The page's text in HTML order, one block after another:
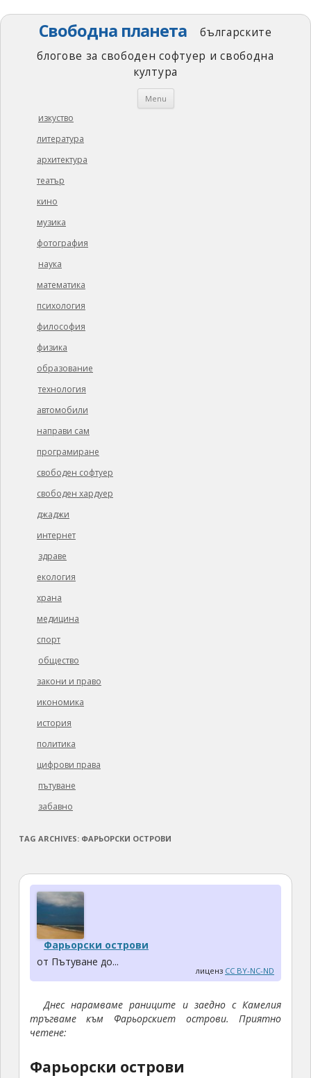
Свободна планета
българските
блогове за свободен софтуер и свободна
култура
Menu Skip
изкуство
литература
архитектура
театър
кино
музика
фотография
наука
математика
психология
философия
физика
образование
технология
автомобили
направи сам
програмиране
свободен софтуер
свободен хардуер
джаджи
интернет
здраве
екология
храна
медицина
спорт
общество
закони и право
икономика
история
политика
цифрови права
пътуване
забавно
TAG ARCHIVES: ФАРЬОРСКИ ОСТРОВИ
Фарьорски острови
от Пътуване до...
лиценз CC BY-NC-ND
Днес нарамваме раниците и заедно с Камелия
тръгваме към Фарьорскиет острови. Приятно
четене:
Фарьорски острови